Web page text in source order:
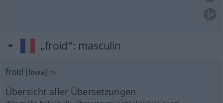
„froid“: masculin
froid [fʀwa] m
Übersicht aller Übersetzungen